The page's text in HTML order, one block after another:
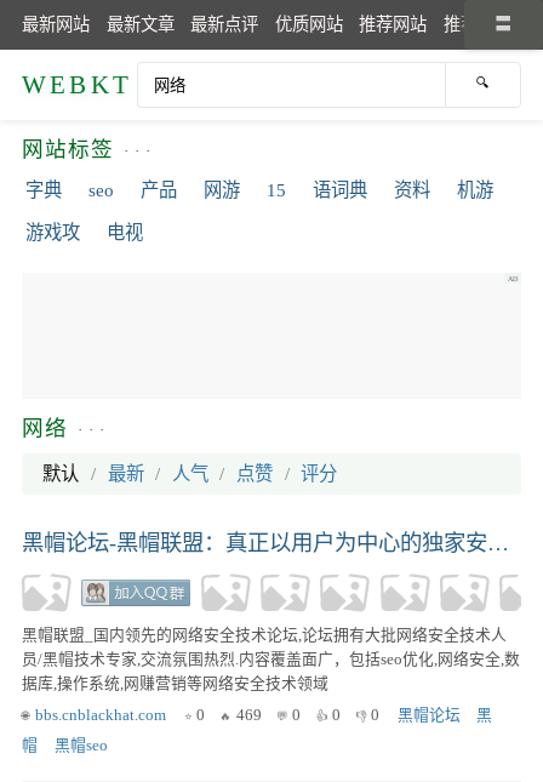
最新网站 最新文章 最新点评 优质网站 推荐网站 推荐文章
WEBKT
网站标签
字典 seo 产品 网游 15 语词典 资料 机游
游戏攻 电视
网络
默认 / 最新 / 人气 / 点赞 / 评分
黑帽论坛-黑帽联盟：真正以用户为中心的独家安全技术论坛
黑帽联盟_国内领先的网络安全技术论坛,论坛拥有大批网络安全技术人
员/黑帽技术专家,交流氛围热烈.内容覆盖面广，包括seo优化,网络安全,数
据库,操作系统,网赚营销等网络安全技术领域
bbs.cnblackhat.com
0 469 0 0 0 黑帽论坛
黑
帽
黑帽seo